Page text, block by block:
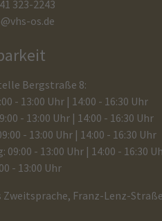
323-2243
os.de
Bergstraße 8:
- 13:00 Uhr | 14:00 - 16:30 Uhr
- 13:00 Uhr | 14:00 - 16:30 Uhr
- 13:00 Uhr | 14:00 - 16:30 Uhr
09:00 - 13:00 Uhr | 14:00 - 16:30
- 13:00 Uhr
Zweitsprache, Franz-Lenz-